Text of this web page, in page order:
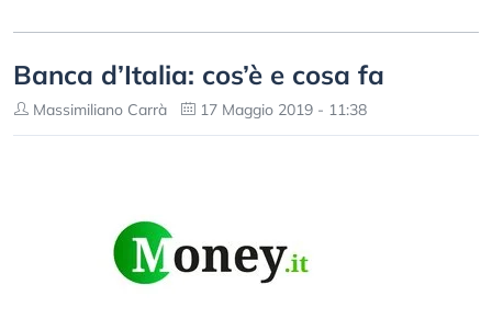
Banca d’Italia: cos’è e cosa fa
Massimiliano Carrà 17 Maggio 2019 - 11:38